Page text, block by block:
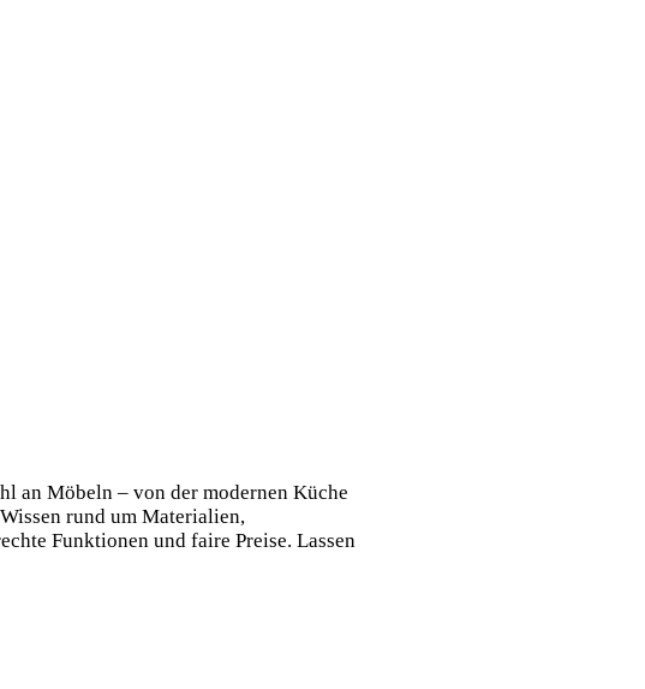
an Möbeln – von der modernen Küche
rund um Materialien,
Funktionen und faire Preise. Lassen